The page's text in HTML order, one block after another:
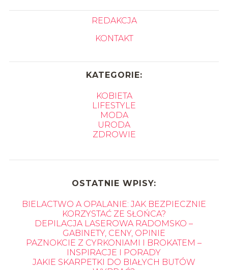
REDAKCJA
KONTAKT
KATEGORIE:
KOBIETA
LIFESTYLE
MODA
URODA
ZDROWIE
OSTATNIE WPISY:
BIELACTWO A OPALANIE: JAK BEZPIECZNIE
KORZYSTAĆ ZE SŁOŃCA?
DEPILACJA LASEROWA RADOMSKO –
GABINETY, CENY, OPINIE
PAZNOKCIE Z CYRKONIAMI I BROKATEM –
INSPIRACJE I PORADY
JAKIE SKARPETKI DO BIAŁYCH BUTÓW